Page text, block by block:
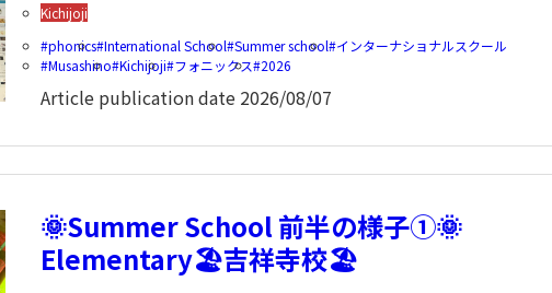
Kichijoji
phonics International School Summer school インターナショナルスクール
Musashino Kichijoji フォニックス 2026
Article publication date 2026/08/07
🌞Summer School 前半の様子①🌞
Elementary🏖️吉祥寺校🏖️